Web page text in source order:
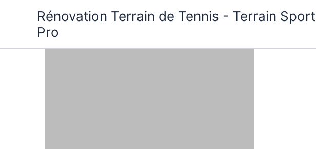
Rénovation Terrain de Tennis - Terrain Sport
Pro